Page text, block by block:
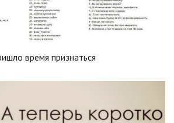
время признаться